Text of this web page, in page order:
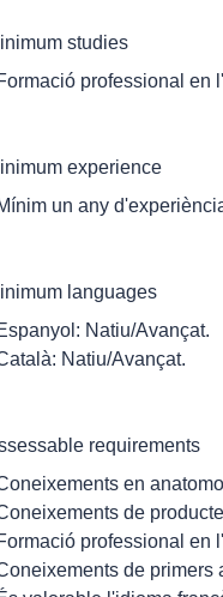
studies
professional en
experience
un any
languages
Natiu/Avançat.
Natiu/Avançat.
requirements
en
de
professional en
de primers